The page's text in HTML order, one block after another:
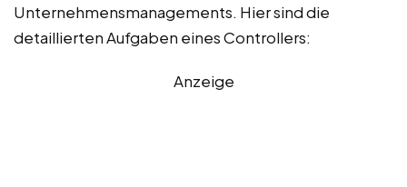
Unternehmensmanagements. Hier sind die
detaillierten Aufgaben eines Controllers:
Anzeige